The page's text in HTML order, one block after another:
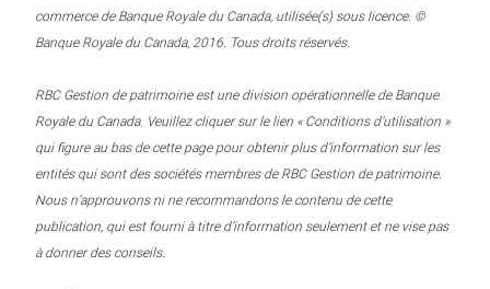
commerce de Banque Royale du Canada, utilisée(s) sous licence. ©
Banque Royale du Canada, 2016. Tous droits réservés.
RBC Gestion de patrimoine est une division opérationnelle de Banque
Royale du Canada. Veuillez cliquer sur le lien « Conditions d’utilisation »
qui figure au bas de cette page pour obtenir plus d’information sur les
entités qui sont des sociétés membres de RBC Gestion de patrimoine.
Nous n’approuvons ni ne recommandons le contenu de cette
publication, qui est fourni à titre d’information seulement et ne vise pas
à donner des conseils.